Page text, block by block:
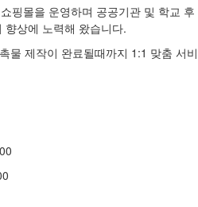
핑몰을 운영하며 공공기관 및 학교 후
상에 노력해 왔습니다.
물 제작이 완료될때까지 1:1 맞춤 서비